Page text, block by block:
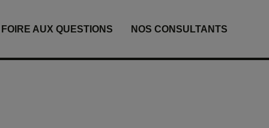
FOIRE AUX QUESTIONS NOS CONSULTANTS